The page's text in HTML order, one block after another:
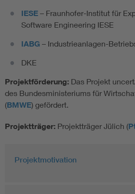
IESE – Fraunhofer-Institut für
Software Engineering IESE
IABG – Industrieanlagen-
DKE
Projektförderung: Das Projekt
des Bundesministeriums für
(BMWE) gefördert.
Projektträger: Projektträger Jülich (
Projektmotivation